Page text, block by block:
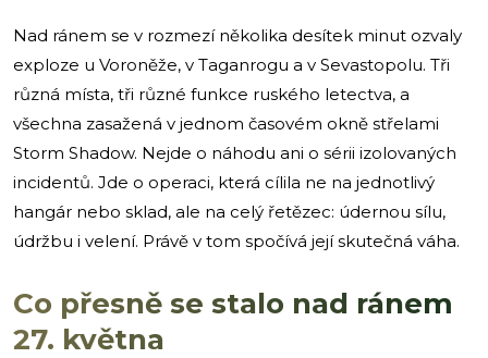
Nad ránem se v rozmezí několika desítek minut ozvaly
exploze u Voroněže, v Taganrogu a v Sevastopolu. Tři
různá místa, tři různé funkce ruského letectva, a
všechna zasažená v jednom časovém okně střelami
Storm Shadow. Nejde o náhodu ani o sérii izolovaných
incidentů. Jde o operaci, která cílila ne na jednotlivý
hangár nebo sklad, ale na celý řetězec: údernou sílu,
údržbu i velení. Právě v tom spočívá její skutečná váha.
Co přesně se stalo nad ránem
27. května